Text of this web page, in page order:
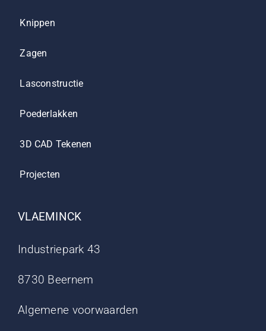
Knippen
Zagen
Lasconstructie
Poederlakken
3D CAD Tekenen
Projecten
VLAEMINCK
Industriepark 43
8730 Beernem
Algemene voorwaarden